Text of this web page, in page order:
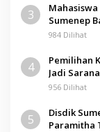
3
Sumenep
984 Dilihat
4
Pemilihan
Jadi
956 Dilihat
5
Disdik
Paramitha